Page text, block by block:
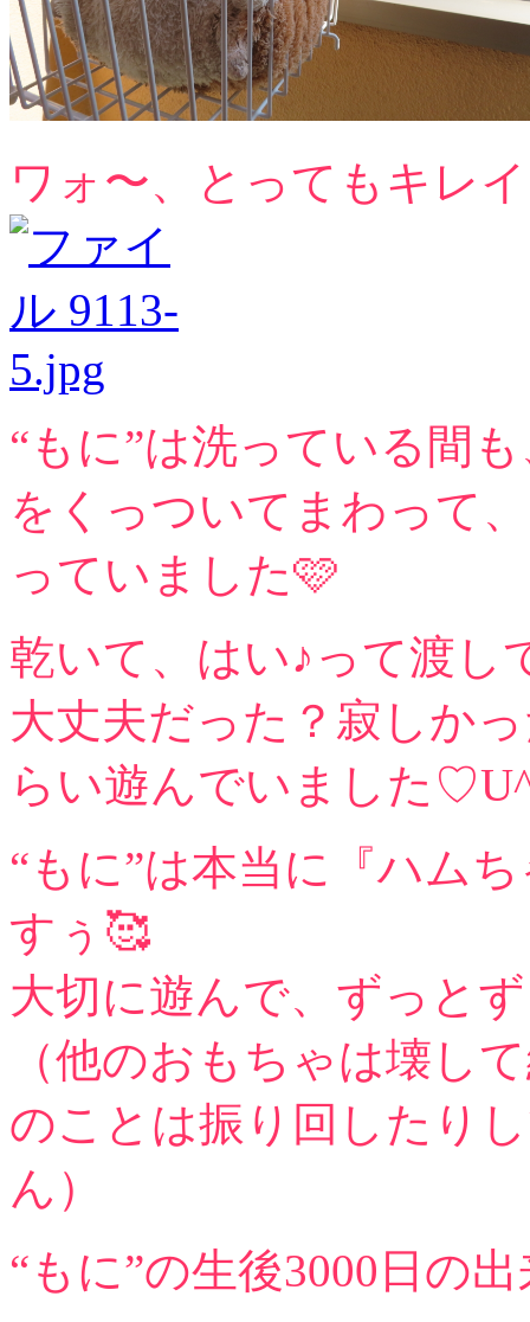
ワォ〜、とってもキレ
“もに”は洗っている間
をくっついてまわって
っていました🩷
乾いて、はい♪って渡し
大丈夫だった？寂しか
らい遊んでいました
“もに”は本当に『ハム
すぅ🥰
大切に遊んで、ずっと
（他のおもちゃは壊し
のことは振り回したり
ん）
“もに”の生後3000日の